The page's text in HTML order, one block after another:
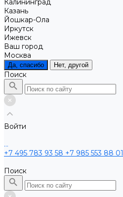
Калининград
Казань
Йошкар-Ола
Иркутск
Ижевск
Ваш город
Москва
Да, спасибо Нет, другой
Поиск
Войти
...
+7 495 783 93 58 +7 985 553 88 01
Поиск